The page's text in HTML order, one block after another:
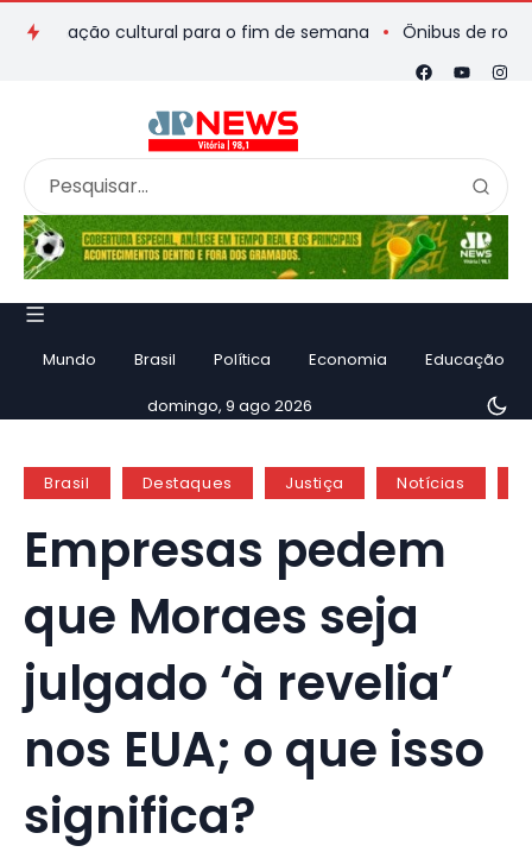
cultural para o fim de semana Ônibus de romeiros
Mundo Brasil Política Economia Educação
domingo, 9 ago 2026
Brasil Destaques Justiça Notícias
Empresas pedem
que Moraes seja
julgado ‘à revelia’
nos EUA; o que isso
significa?